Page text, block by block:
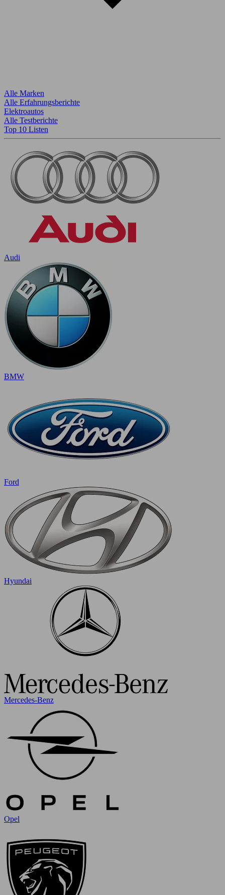
Alle Marken
Alle Erfahrungsberichte
Elektroautos
Alle Testberichte
Top 10 Listen
Audi
BMW
Ford
Hyundai
Mercedes-Benz
Opel